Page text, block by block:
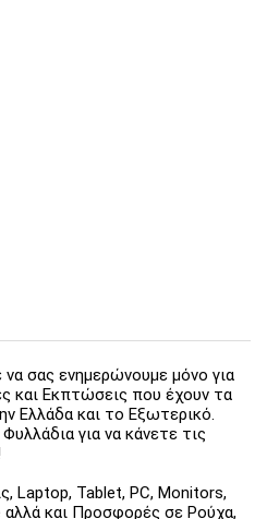
σας ενημερώνουμε μόνο για
και Εκπτώσεις που έχουν τα
Ελλάδα και το Εξωτερικό.
για να κάνετε τις
Laptop, Tablet, PC, Monitors,
αλλά και Προσφορές σε Ρούχα,